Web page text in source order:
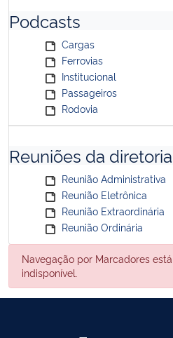
Podcasts
Cargas
Ferrovias
Institucional
Passageiros
Rodovia
Reuniões da diretoria
Reunião Administrativa
Reunião Eletrônica
Reunião Extraordinária
Reunião Ordinária
Navegação por Marcadores
indisponível.